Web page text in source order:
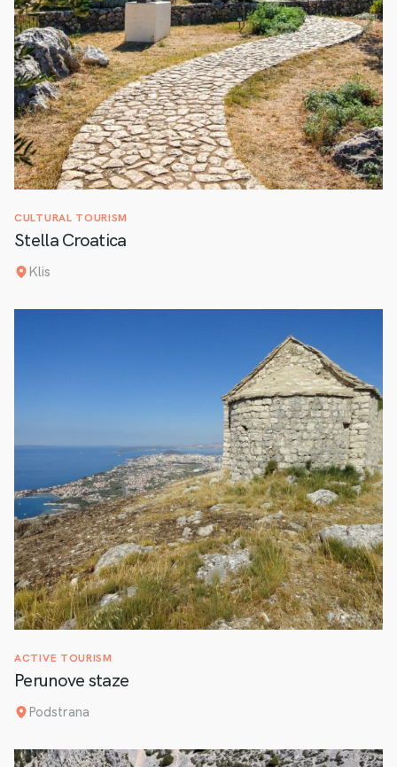
CULTURAL TOURISM
Stella Croatica
Klis
ACTIVE TOURISM
Perunove staze
Podstrana